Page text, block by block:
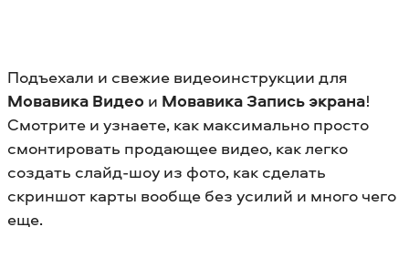
Подъехали и свежие видеоинструкции для
Мовавика Видео и Мовавика Запись экрана!
Смотрите и узнаете, как максимально просто
смонтировать продающее видео, как легко
создать слайд-шоу из фото, как сделать
скриншот карты вообще без усилий и много чего
еще.